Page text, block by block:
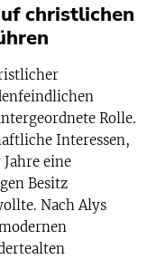
christlichen
Rolle.
Interessen,
eine
Besitz
Nach Alys